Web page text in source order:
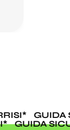
*
GUIDA
* GUIDA